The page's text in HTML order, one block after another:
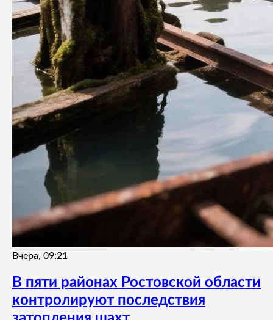
Вчера, 09:21
В пяти районах Ростовской области
контролируют последствия